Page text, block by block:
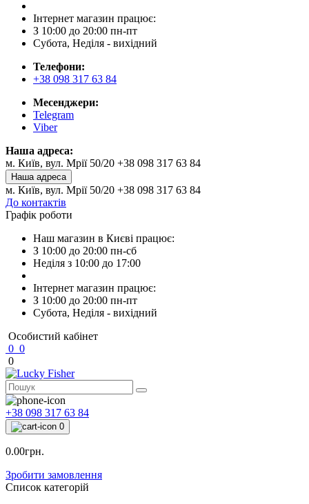
Інтернет магазин працює:
З 10:00 до 20:00 пн-пт
Субота, Неділя - вихідний
Телефони:
+38 098 317 63 84
Месенджери:
Telegram
Viber
Наша адреса:
м. Київ, вул. Мрії 50/20 +38 098 317 63 84
Наша адреса
м. Київ, вул. Мрії 50/20 +38 098 317 63 84
До контактів
Графік роботи
Наш магазин в Києві працює:
З 10:00 до 20:00 пн-сб
Неділя з 10:00 до 17:00
Інтернет магазин працює:
З 10:00 до 20:00 пн-пт
Субота, Неділя - вихідний
Особистий кабінет
0 0
0
+38 098 317 63 84
0
0.00грн.
Зробити замовлення
Список категорій